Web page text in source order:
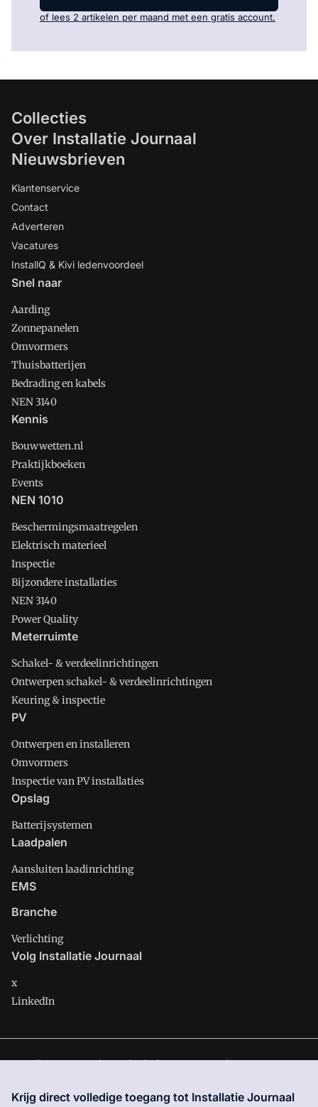
of lees 2 artikelen per maand met een gratis account.
Collecties
Over Installatie Journaal
Nieuwsbrieven
Klantenservice
Contact
Adverteren
Vacatures
InstallQ & Kivi ledenvoordeel
Snel naar
Aarding
Zonnepanelen
Omvormers
Thuisbatterijen
Bedrading en kabels
NEN 3140
Kennis
Bouwwetten.nl
Praktijkboeken
Events
NEN 1010
Beschermingsmaatregelen
Elektrisch materieel
Inspectie
Bijzondere installaties
NEN 3140
Power Quality
Meterruimte
Schakel- & verdeelinrichtingen
Ontwerpen schakel- & verdeelinrichtingen
Keuring & inspectie
PV
Ontwerpen en installeren
Omvormers
Inspectie van PV installaties
Opslag
Batterijsystemen
Laadpalen
Aansluiten laadinrichting
EMS
Branche
Verlichting
Volg Installatie Journaal
x
LinkedIn
Installatie Journaal is onderdeel van VMN media. Lees inons
site zijn de volgende regelingen van toepassing:Algemene
Krijg direct volledige toegang tot Installatie Journaal